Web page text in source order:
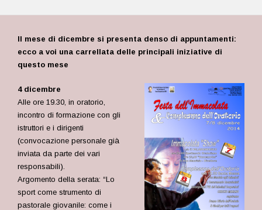
Il mese di dicembre si presenta denso di appuntamenti:
ecco a voi una carrellata delle principali iniziative di
questo mese
4 dicembre
Alle ore 19.30, in oratorio,
incontro di formazione con gli
istruttori e i dirigenti
(convocazione personale già
inviata da parte dei vari
responsabili).
Argomento della serata: “Lo
sport come strumento di
pastorale giovanile: come i